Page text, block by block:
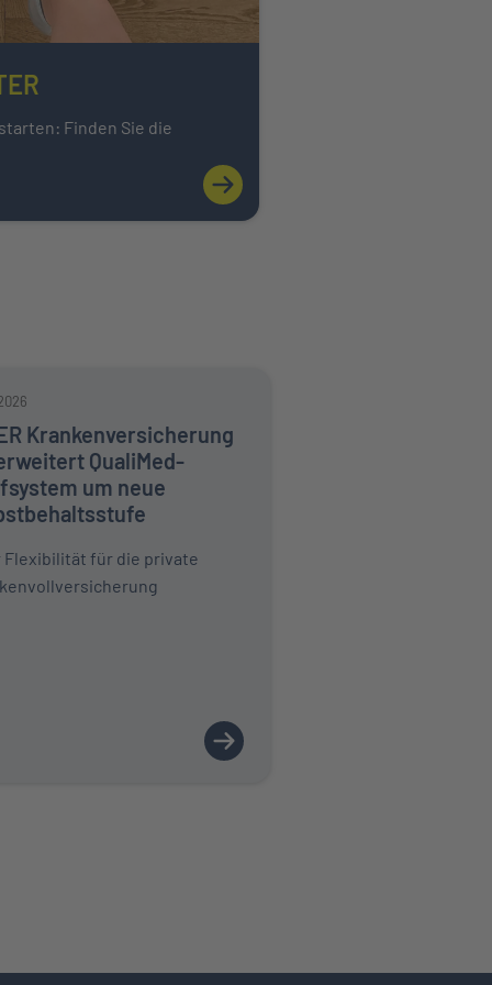
Finden Sie die
Mehr über Karriere bei der INTER
Krankenversicherung
QualiMed-
um neue
Flexibilität für die private